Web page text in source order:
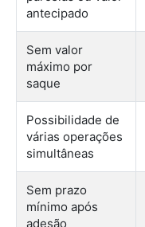
antecipado
Sem valor
máximo por
saque
Possibilidade de
várias operações
simultâneas
Sem prazo
mínimo após
adesão